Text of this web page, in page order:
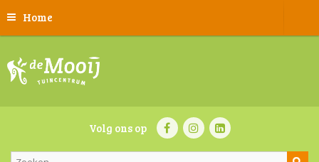
Home
Volg ons op